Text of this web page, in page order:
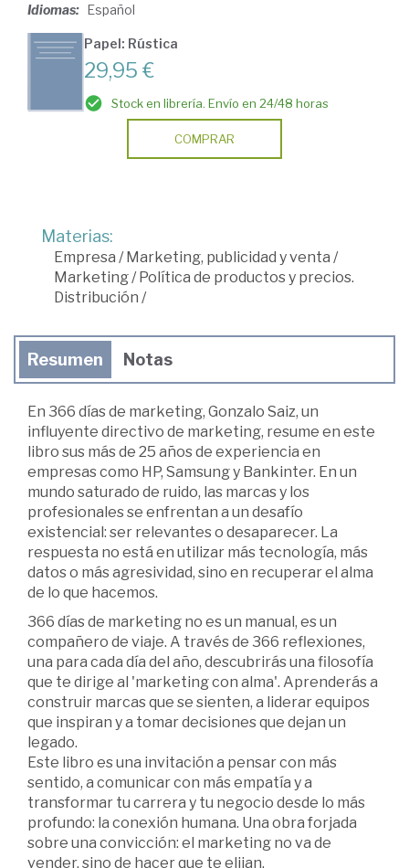
Idiomas: Español
Papel: Rústica
29,95 €
Stock en librería. Envío en 24/48 horas
COMPRAR
Materias:
Empresa /Marketing, publicidad y venta /
Marketing /Política de productos y precios.
Distribución /
Resumen Notas
En 366 días de marketing, Gonzalo Saiz, un
influyente directivo de marketing, resume en este
libro sus más de 25 años de experiencia en
empresas como HP, Samsung y Bankinter. En un
mundo saturado de ruido, las marcas y los
profesionales se enfrentan a un desafío
existencial: ser relevantes o desaparecer. La
respuesta no está en utilizar más tecnología, más
datos o más agresividad, sino en recuperar el alma
de lo que hacemos.
366 días de marketing no es un manual, es un
compañero de viaje. A través de 366 reflexiones,
una para cada día del año, descubrirás una filosofía
que te dirige al 'marketing con alma'. Aprenderás a
construir marcas que se sienten, a liderar equipos
que inspiran y a tomar decisiones que dejan un
legado.
Este libro es una invitación a pensar con más
sentido, a comunicar con más empatía y a
transformar tu carrera y tu negocio desde lo más
profundo: la conexión humana. Una obra forjada
sobre una convicción: el marketing no va de
vender, sino de hacer que te elijan.